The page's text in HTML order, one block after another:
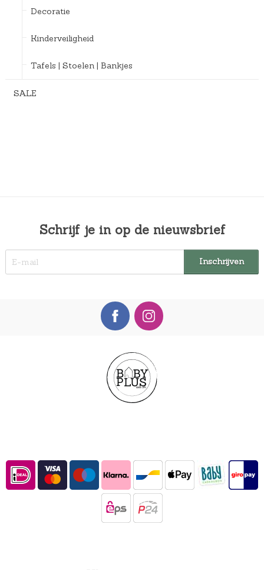
Decoratie
Kinderveiligheid
Tafels | Stoelen | Bankjes
SALE
Schrijf je in op de nieuwsbrief